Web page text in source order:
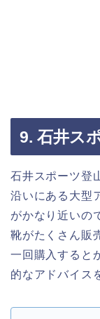
9. 石井ス
石井スポーツ登
沿いにある大型
がかなり近いの
靴がたくさん販
一回購入すると
的なアドバイス